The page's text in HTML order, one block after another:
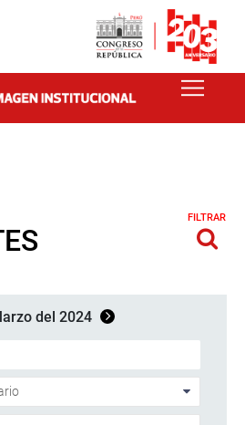
FILTRAR
del 2024